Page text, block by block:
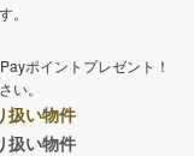
。
ポイントプレゼント！
い。
扱い物件
扱い物件